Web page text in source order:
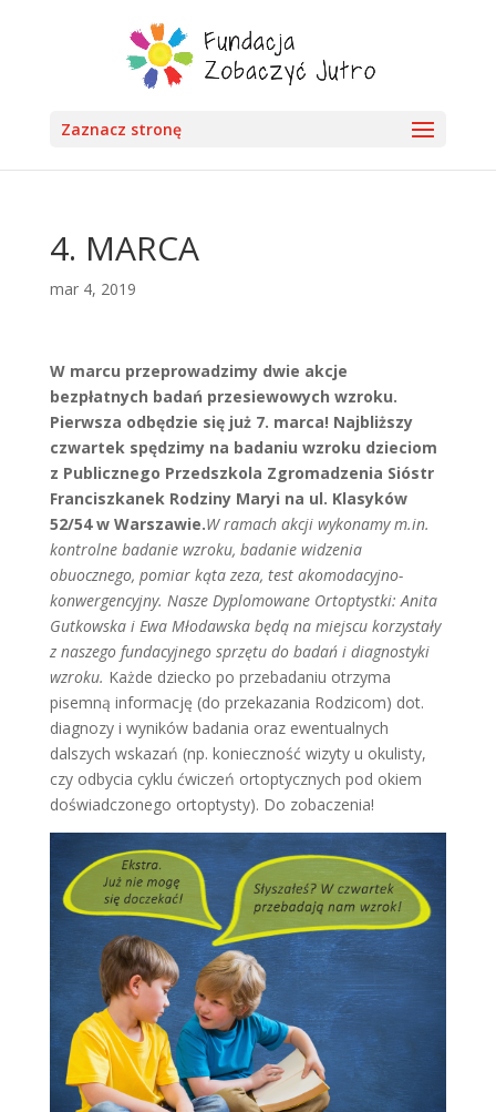
Zaznacz stronę
4. MARCA
mar 4, 2019
W marcu przeprowadzimy dwie akcje
bezpłatnych badań przesiewowych wzroku.
Pierwsza odbędzie się już 7. marca! Najbliższy
czwartek spędzimy na badaniu wzroku dzieciom
z Publicznego Przedszkola Zgromadzenia Sióstr
Franciszkanek Rodziny Maryi na ul. Klasyków
52/54 w Warszawie.W ramach akcji wykonamy m.in.
kontrolne badanie wzroku, badanie widzenia
obuocznego, pomiar kąta zeza, test akomodacyjno-
konwergencyjny. Nasze Dyplomowane Ortoptystki: Anita
Gutkowska i Ewa Młodawska będą na miejscu korzystały
z naszego fundacyjnego sprzętu do badań i diagnostyki
wzroku. Każde dziecko po przebadaniu otrzyma
pisemną informację (do przekazania Rodzicom) dot.
diagnozy i wyników badania oraz ewentualnych
dalszych wskazań (np. konieczność wizyty u okulisty,
czy odbycia cyklu ćwiczeń ortoptycznych pod okiem
doświadczonego ortoptysty). Do zobaczenia!